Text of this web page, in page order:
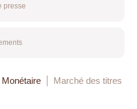
presse
Marché des titres